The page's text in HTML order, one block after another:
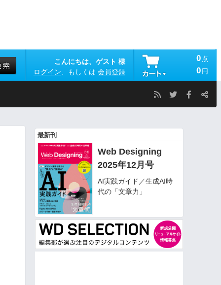
こんにちは、ゲスト 様
ログイン 、もしくは 会員登録
0 点
0 円
最新刊
Web Designing
2025年12月号
AI実践ガイド／生成AI時
代の「文章力」